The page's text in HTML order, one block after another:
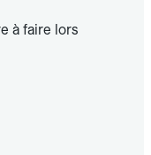
à faire lors